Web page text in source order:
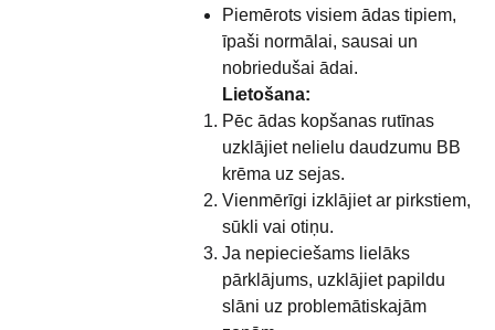
Piemērots visiem ādas tipiem,
īpaši normālai, sausai un
nobriedušai ādai.
Lietošana:
Pēc ādas kopšanas rutīnas
uzklājiet nelielu daudzumu BB
krēma uz sejas.
Vienmērīgi izklājiet ar pirkstiem,
sūkli vai otiņu.
Ja nepieciešams lielāks
pārklājums, uzklājiet papildu
slāni uz problemātiskajām